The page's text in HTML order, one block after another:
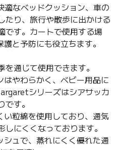
適なベッドクッション、車の
たり、旅行や散歩に出かける
です。カートで使用する場
と予防にも役立ちます。
通じて使用できます。
やわらかく、ベビー用品に
シリーズはシアサッカ
す。
粒綿を使用しており、通気
にくくなっております。
ュで、蒸れにくく優れた通